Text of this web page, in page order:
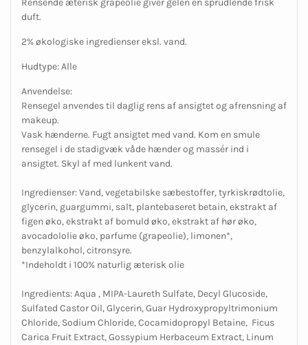
Rensende æterisk grapeolie giver gelen en sprudlende frisk
duft.
2% økologiske ingredienser eksl. vand.
Hudtype: Alle
Anvendelse:
Rensegel anvendes til daglig rens af ansigtet og afrensning af
makeup.
Vask hænderne. Fugt ansigtet med vand. Kom en smule
rensegel i de stadigvæk våde hænder og massér ind i
ansigtet. Skyl af med lunkent vand.
Ingredienser: Vand, vegetabilske sæbestoffer, tyrkiskrødtolie,
glycerin, guargummi, salt, plantebaseret betain, ekstrakt af
figen øko, ekstrakt af bomuld øko, ekstrakt af hør øko,
avocadololie øko, parfume (grapeolie), limonen*,
benzylalkohol, citronsyre.
*Indeholdt i 100% naturlig æterisk olie
Ingredients: Aqua , MIPA-Laureth Sulfate, Decyl Glucoside,
Sulfated Castor Oil, Glycerin, Guar Hydroxypropyltrimonium
Chloride, Sodium Chloride, Cocamidopropyl Betaine, Ficus
Carica Fruit Extract, Gossypium Herbaceum Extract, Linum